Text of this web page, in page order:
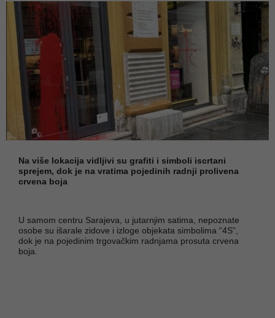
Na više lokacija vidljivi su grafiti i simboli iscrtani
sprejem, dok je na vratima pojedinih radnji prolivena
crvena boja
U samom centru Sarajeva, u jutarnjim satima, nepoznate
osobe su išarale zidove i izloge objekata simbolima “4S”,
dok je na pojedinim trgovačkim radnjama prosuta crvena
boja.